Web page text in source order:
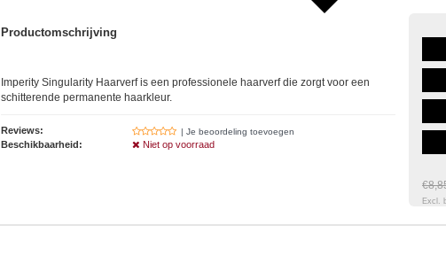
Productomschrijving
Imperity Singularity Haarverf is een professionele haarverf die zorgt voor een
schitterende permanente haarkleur.
Reviews: | Je beoordeling toevoegen
Beschikbaarheid: Niet op voorraad
Excl.